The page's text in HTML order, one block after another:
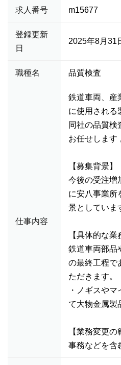
求人番号 m15677
登録更新
日
2025年8月31
職種名 品質検査
仕事内容
鉄道車両、産
に使用される
同社の品質検
お任せします
【募集背景】
今後の受注増
に安八事業所
景としていま
【具体的な業
鉄道車両部品
の最終工程で
ただきます。
・ノギスや
て大物金属製
【業務変更の
事務などを含